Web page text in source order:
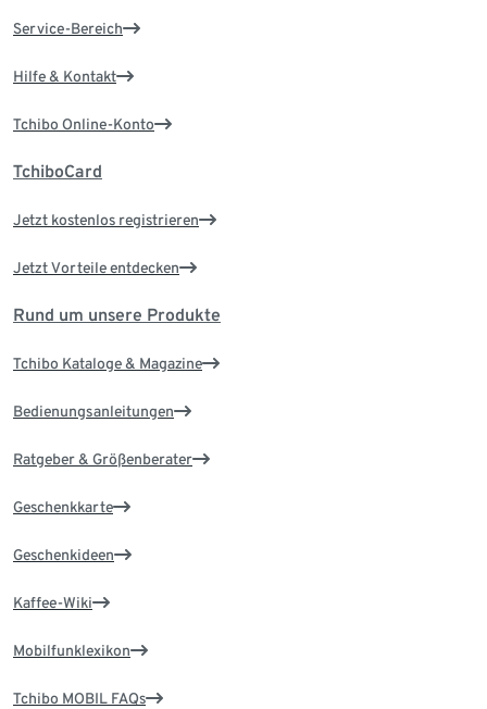
Service-Bereich
Hilfe & Kontakt
Tchibo Online-Konto
TchiboCard
Jetzt kostenlos registrieren
Jetzt Vorteile entdecken
Rund um unsere Produkte
Tchibo Kataloge & Magazine
Bedienungsanleitungen
Ratgeber & Größenberater
Geschenkkarte
Geschenkideen
Kaffee-Wiki
Mobilfunklexikon
Tchibo MOBIL FAQs